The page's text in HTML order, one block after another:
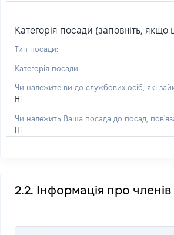
Категорія посади (заповніть, якщо
Тип посади:
Категорія посади:
Чи належите ви до службових осіб, які
Ні
Чи належить Ваша посада до посад,
Ні
2.2. Інформація про